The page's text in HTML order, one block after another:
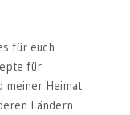
für euch
für
meiner Heimat
Ländern